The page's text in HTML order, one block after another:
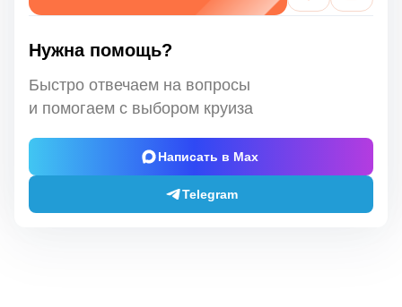
Нужна помощь?
Быстро отвечаем на вопросы
и помогаем с выбором круиза
Написать в Max
Telegram